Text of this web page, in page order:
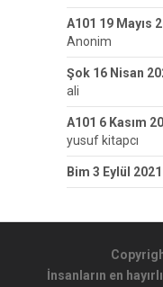
A101 19 Mayıs
Anonim
Şok 16 Nisan
ali
A101 6 Kasım
yusuf kitapcı
Bim 3 Eylül
İnsanların en